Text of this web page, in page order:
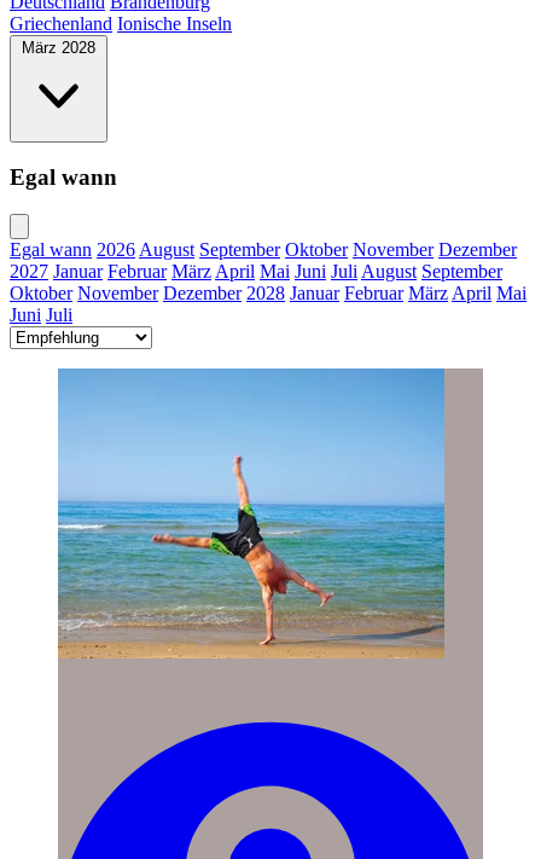
Griechenland Ionische Inseln
März 2028
Egal wann
Egal wann 2026 August September Oktober November Dezember
2027 Januar Februar März April Mai Juni Juli August September
Oktober November Dezember 2028 Januar Februar März April Mai
Juni Juli